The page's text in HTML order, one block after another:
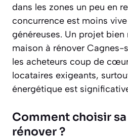
dans les zones un peu en
concurrence est moins
généreuses. Un projet bien
maison à rénover
les acheteurs coup de
locataires exigeants,
énergétique est
Comment choisir
rénover ?